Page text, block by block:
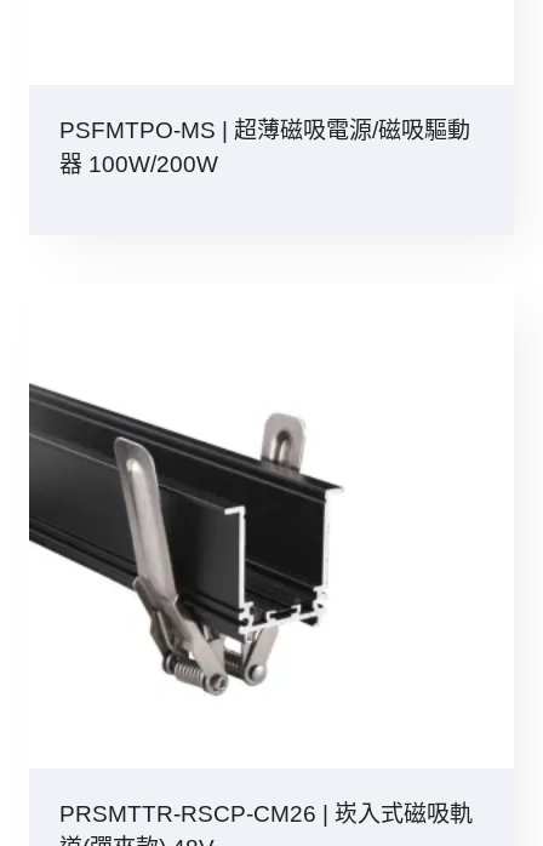
PSFMTPO-MS | 超薄磁吸電源/磁吸驅動
器 100W/200W
PRSMTTR-RSCP-CM26 | 崁入式磁吸軌